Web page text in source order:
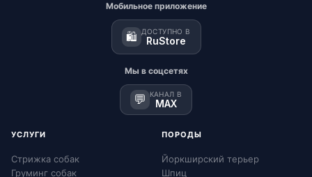
Мобильное приложение
🛍️ ДОСТУПНО В
RuStore
Мы в соцсетях
💬 КАНАЛ В
MAX
УСЛУГИ
Стрижка собак
Груминг собак
ПОРОДЫ
Йоркширский терьер
Шпиц